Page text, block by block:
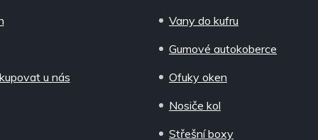
u nás
Vany do kufru
Gumové autokoberce
Ofuky oken
Nosiče kol
Střešní boxy